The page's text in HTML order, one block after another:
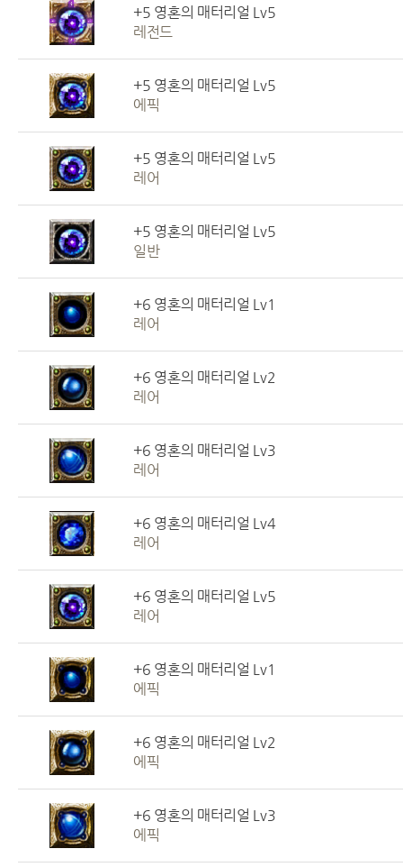
+5 영혼의 매터리얼 Lv5
레전드
+5 영혼의 매터리얼 Lv5
에픽
+5 영혼의 매터리얼 Lv5
레어
+5 영혼의 매터리얼 Lv5
일반
+6 영혼의 매터리얼 Lv1
레어
+6 영혼의 매터리얼 Lv2
레어
+6 영혼의 매터리얼 Lv3
레어
+6 영혼의 매터리얼 Lv4
레어
+6 영혼의 매터리얼 Lv5
레어
+6 영혼의 매터리얼 Lv1
에픽
+6 영혼의 매터리얼 Lv2
에픽
+6 영혼의 매터리얼 Lv3
에픽